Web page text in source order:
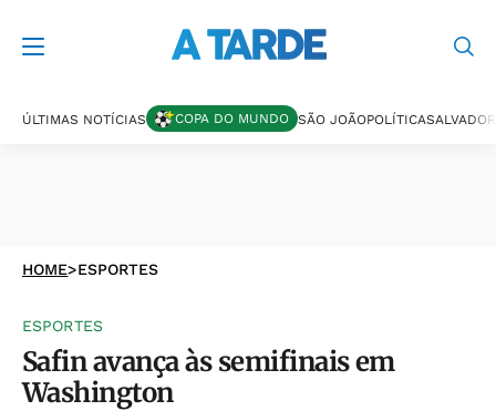
ÚLTIMAS NOTÍCIAS COPA DO MUNDO SÃO JOÃOPOLÍTICASALVADOR
HOME>ESPORTES
ESPORTES
Safin avança às semifinais em
Washington